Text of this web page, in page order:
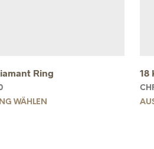
Ring
WÄHLEN
18